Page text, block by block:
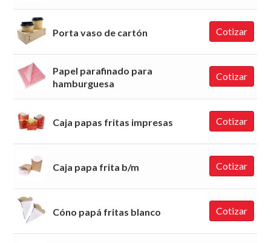
Maquinas y Dispensadores
Moldes de Papel
Palitos
Papel
Pegamentos
Platos
Polietileno
Portarrollos Varios
Potes Varios
Precintos Varios
Sobres
Porta vaso de cartón Cotizar
Papel parafinado para
hamburguesa
Cotizar
Caja papas fritas impresas Cotizar
Caja papa frita b/m Cotizar
Cóno papá fritas blanco Cotizar